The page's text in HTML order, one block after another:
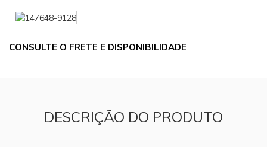
CONSULTE O FRETE E DISPONIBILIDADE
DESCRIÇÃO DO PRODUTO